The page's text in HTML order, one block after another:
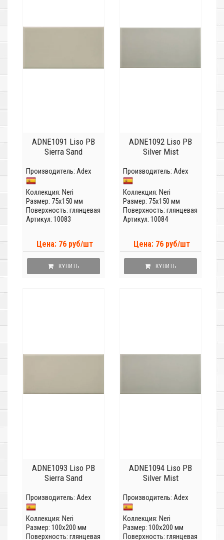
ADNE1091 Liso PB
Sierra Sand
Производитель: Adex
Коллекция: Neri
Размер: 75x150 мм
Поверхность: глянцевая
Артикул: 10083
Цена: 76 руб/шт
КУПИТЬ
ADNE1092 Liso PB
Silver Mist
Производитель: Adex
Коллекция: Neri
Размер: 75x150 мм
Поверхность: глянцевая
Артикул: 10084
Цена: 76 руб/шт
КУПИТЬ
ADNE1093 Liso PB
Sierra Sand
Производитель: Adex
Коллекция: Neri
Размер: 100x200 мм
Поверхность: глянцевая
ADNE1094 Liso PB
Silver Mist
Производитель: Adex
Коллекция: Neri
Размер: 100x200 мм
Поверхность: глянцевая